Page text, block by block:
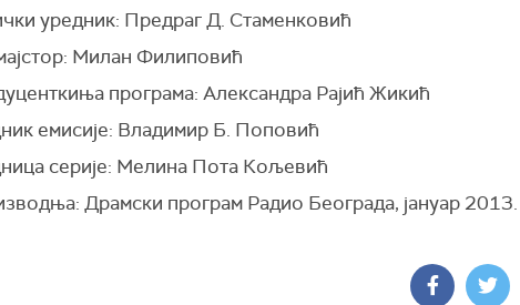
уредник: Предраг Д. Стаменковић
Милан Филиповић
програма: Александра Рајић Жикић
емисије: Владимир Б. Поповић
серије: Мелина Пота Кољевић
Драмски програм Радио Београда, јануар